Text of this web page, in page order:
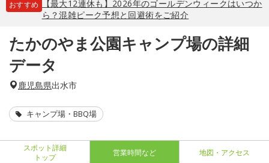
おすすめ
【最大12連休も】2026年のゴールデンウィークはいつか
ら？混雑ピーク予想と回避術をご紹介
たかのやま公園キャンプ場の詳細
データ
鹿児島県出水市
キャンプ場・BBQ場
スポット詳細
トップ
営業時間など 地図・アクセス